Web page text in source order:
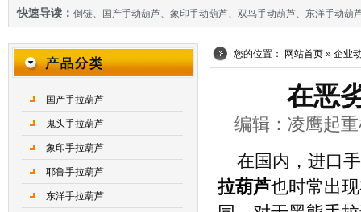
快速导读： 倒链、 国产手动葫芦、 象印手动葫芦、 双鸟手动葫芦、 东洋手动葫
您的位置： 网站首页 » 企业
在恶
编辑：凌鹰起
在国内，进口
拉葫芦也时常出
国产手拉葫芦
鬼头手拉葫芦
象印手拉葫芦
耶鲁手拉葫芦
东洋手拉葫芦